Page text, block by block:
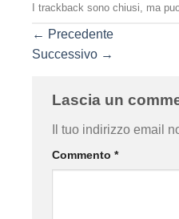
I trackback sono chiusi, ma
← Precedente
Successivo →
Lascia un
Il tuo indirizzo email
Commento *